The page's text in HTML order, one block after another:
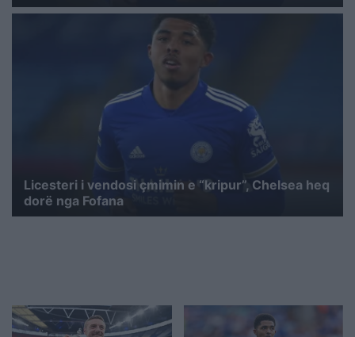
Licesteri i vendosi çmimin e “kripur”, Chelsea heq
dorë nga Fofana